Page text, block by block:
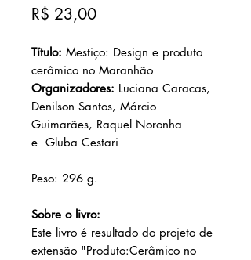
R$ 23,00Preço
Título: Mestiço: Design e produto
cerâmico no Maranhão
Organizadores: Luciana Caracas,
Denilson Santos, Márcio
Guimarães, Raquel Noronha
e Gluba Cestari
Peso: 296 g.
Sobre o livro:
Este livro é resultado do projeto de
extensão "Produto:Cerâmico no